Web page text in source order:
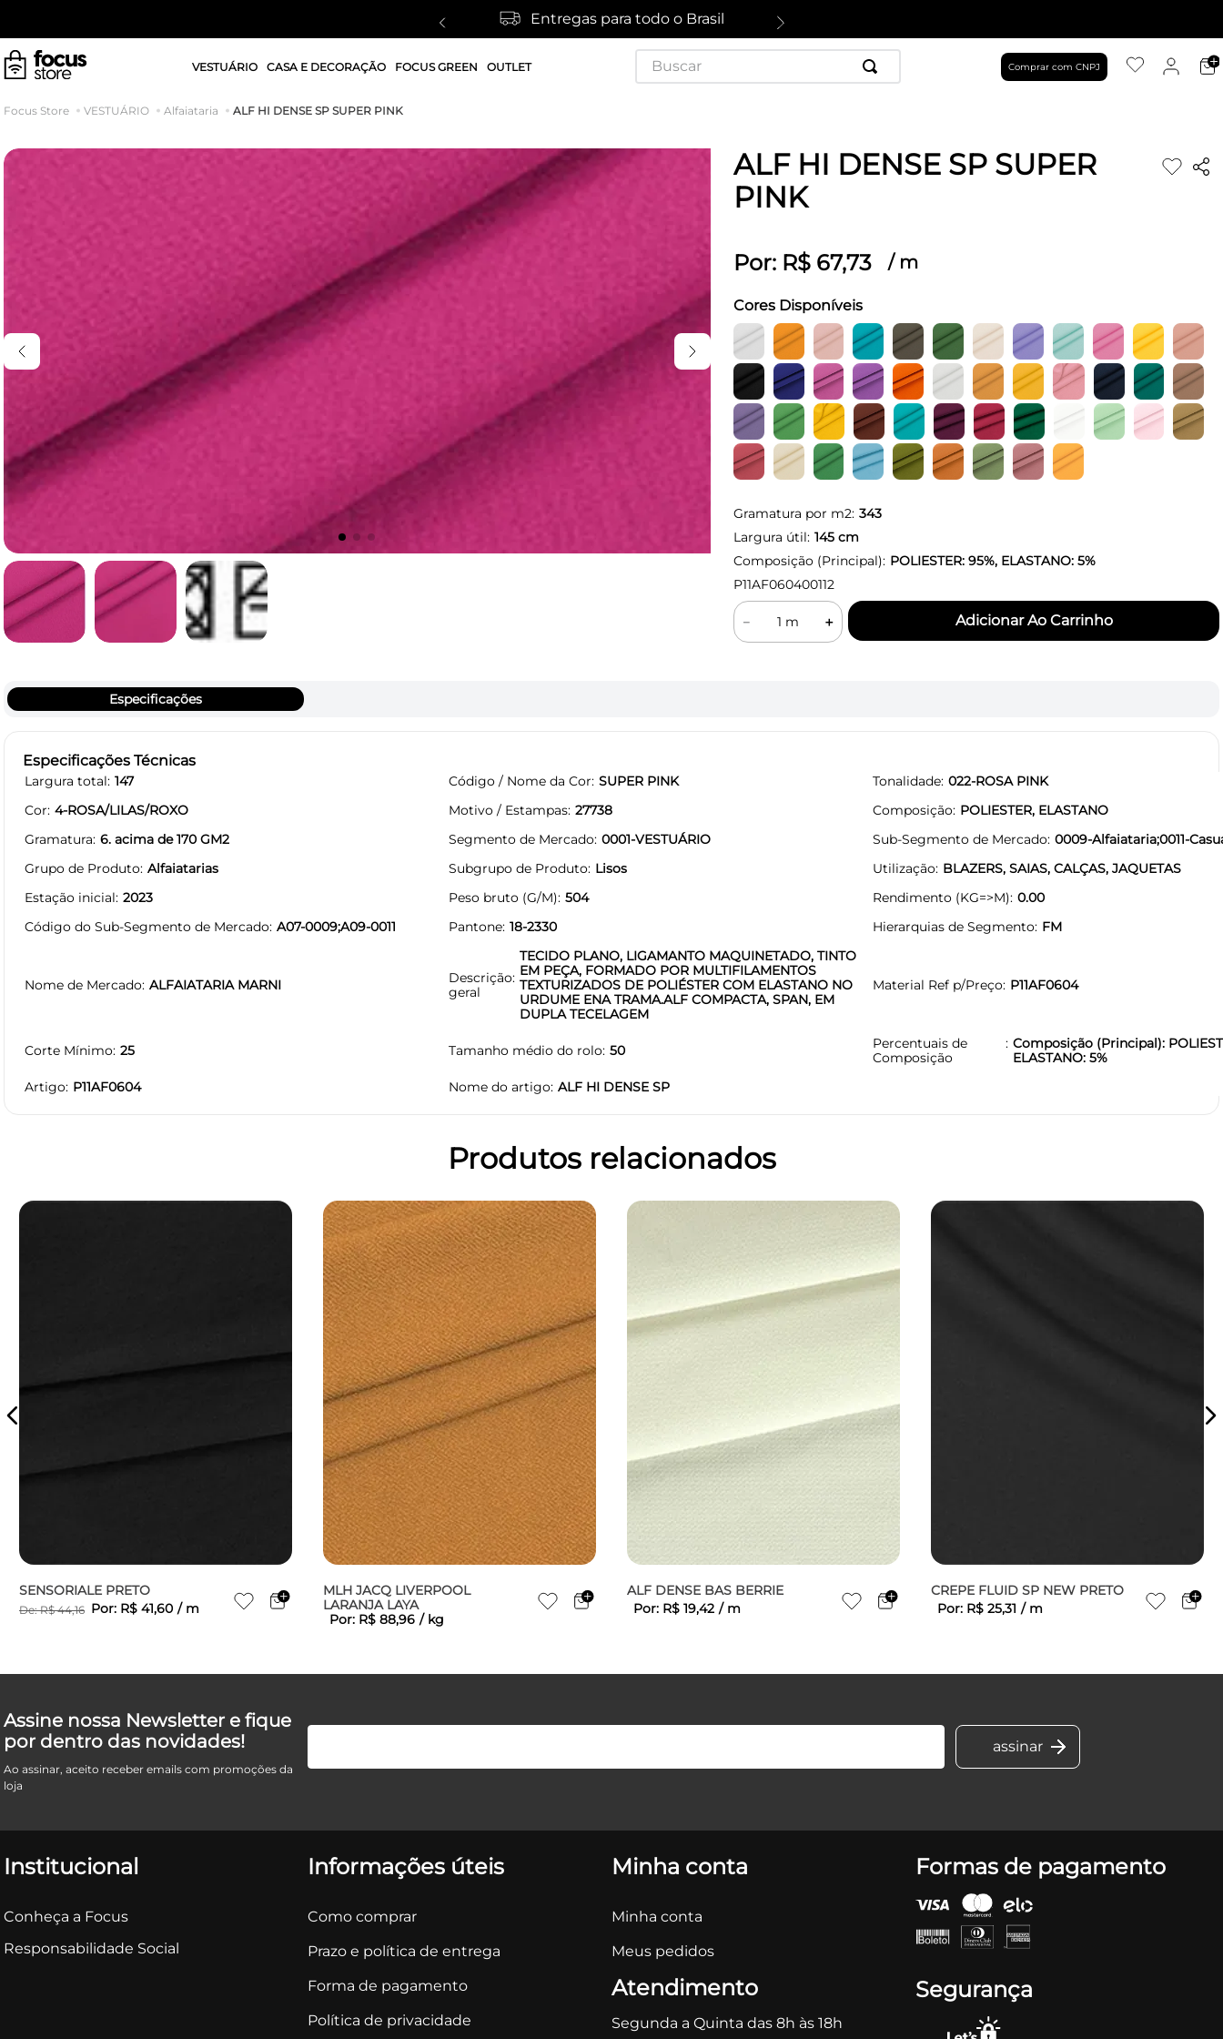
Entregas para todo o Brasil
VESTUÁRIO CASA E DECORAÇÃO FOCUS GREEN OUTLET
Buscar
Comprar com CNPJ
VESTUÁRIO Alfaiataria ALF HI DENSE SP SUPER PINK
ALF HI DENSE SP SUPER
PINK
Por: R$ 67,73 / m
Cores Disponíveis
Gramatura por m2: 343
Largura útil: 145cm
Composição (Principal): POLIESTER: 95%, ELASTANO: 5%
P11AF060400112
＋
－
Especificações
Especificações Técnicas
Largura total 147 Código / Nome da Cor SUPER PINK Tonalidade 022-ROSA PINK
Cor 4-ROSA/LILAS/ROXO Motivo / Estampas 27738 Composição POLIESTER, ELASTANO
Gramatura 6. acima de 170 GM2 Segmento de Mercado 0001-VESTUÁRIO Sub-Segmento de Mercado 0009-Alfaiataria;0011-
Grupo de Produto Alfaiatarias Subgrupo de Produto Lisos Utilização BLAZERS, SAIAS, CALÇAS, JAQUETAS
Estação inicial 2023 Peso bruto (G/M) 504 Rendimento (KG=>M) 0.00
Código do Sub-Segmento de Mercado A07-0009;A09-0011 Pantone 18-2330 Hierarquias de Segmento FM
Nome de Mercado ALFAIATARIA MARNI
Descrição
geral
TECIDO PLANO, LIGAMANTO MAQUINETADO, TINTO
EM PEÇA, FORMADO POR MULTIFILAMENTOS
TEXTURIZADOS DE POLIÉSTER COM ELASTANO NO
URDUME ENA TRAMA.ALF COMPACTA, SPAN, EM
DUPLA TECELAGEM
Material Ref p/Preço P11AF0604
Corte Mínimo 25 Tamanho médio do rolo 50
Percentuais de
Composição
Composição (Principal):
ELASTANO: 5%
Artigo P11AF0604 Nome do artigo ALF HI DENSE SP
Produtos relacionados
SENSORIALE PRETO
De:R$ 44,16 Por: R$ 41,60 / m
MLH JACQ LIVERPOOL
LARANJA LAYA
Por: R$ 88,96 / kg
ALF DENSE BAS BERRIE
Por: R$ 19,42 / m
CREPE FLUID SP NEW PRETO
Por: R$ 25,31 / m
Assine nossa Newsletter e fique
por dentro das novidades!
Ao assinar, aceito receber emails com promoções da
loja
Institucional
Conheça a Focus
Responsabilidade Social
Informações úteis
Como comprar
Prazo e política de entrega
Forma de pagamento
Política de privacidade
Minha conta
Minha conta
Meus pedidos
Atendimento
Segunda a Quinta das 8h às 18h
Formas de pagamento
Segurança